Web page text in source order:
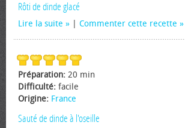
Rôti de dinde glacé
Lire la suite Commenter cette recette
Préparation: 20 min
Difficulté: facile
Origine: France
Sauté de dinde à l'oseille